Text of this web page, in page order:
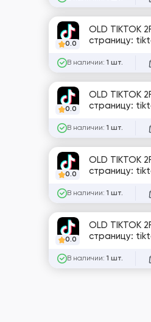
0.0
OLD TIKTOK
страницу:
В наличии: 1 шт.
0.0
OLD TIKTOK
страницу:
В наличии: 1 шт.
0.0
OLD TIKTOK
страницу:
В наличии: 1 шт.
0.0
OLD TIKTOK
страницу:
В наличии: 1 шт.